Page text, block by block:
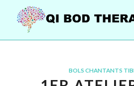
BOLS CHANTANTS